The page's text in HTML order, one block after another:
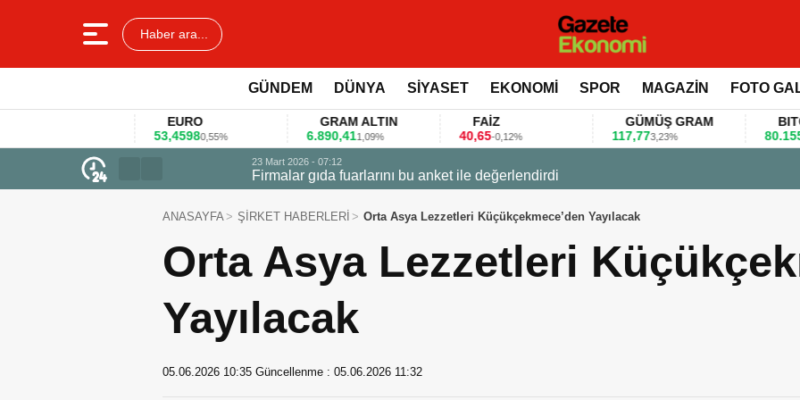
Haber ara...
GÜNDEM DÜNYA SİYASET EKONOMİ SPOR MAGAZİN FOTO
0,55%
GRAM ALTIN
1,09%
GÜMÜŞ GRAM
BITCOIN
0,36%
23 Mart 2026 - 07:12
Firmalar gıda fuarlarını bu anket ile değerlendirdi
ANASAYFA ŞİRKET HABERLERİ Orta Asya Lezzetleri Küçükçekmece’den Yayılacak
Orta Asya Lezzetleri
Yayılacak
05.06.2026 10:35 Güncellenme : 05.06.2026 11:32